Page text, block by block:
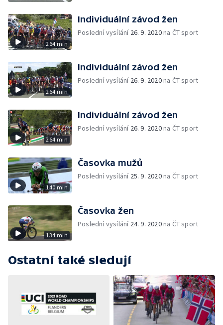
264 min
Individuální závod žen
Poslední vysílání 26. 9. 2020na ČT sport
264 min
Individuální závod žen
Poslední vysílání 26. 9. 2020na ČT sport
264 min
Individuální závod žen
Poslední vysílání 26. 9. 2020na ČT sport
140 min
Časovka mužů
Poslední vysílání 25. 9. 2020na ČT sport
134 min
Časovka žen
Poslední vysílání 24. 9. 2020na ČT sport
Ostatní také sledují